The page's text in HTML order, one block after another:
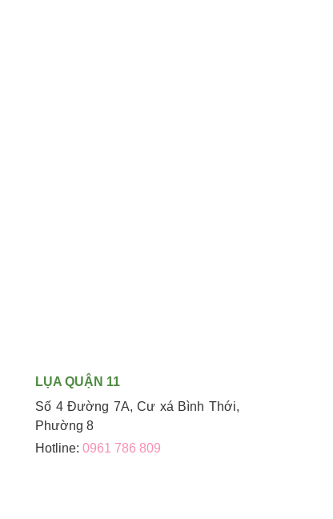
LỤA QUẬN 11
Số 4 Đường 7A, Cư xá Bình Thới,
Phường 8
Hotline: 0961 786 809